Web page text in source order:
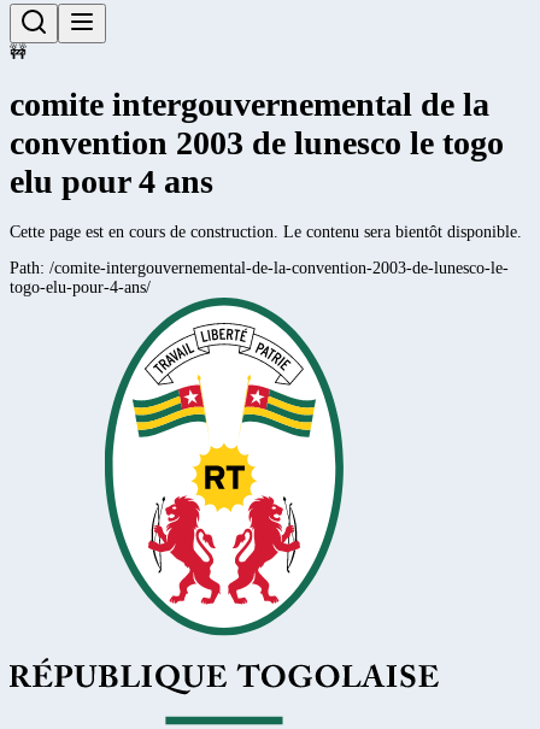
🚧
comite intergouvernemental de la
convention 2003 de lunesco le togo
elu pour 4 ans
Cette page est en cours de construction. Le contenu sera bientôt disponible.
Path: /comite-intergouvernemental-de-la-convention-2003-de-lunesco-le-
togo-elu-pour-4-ans/